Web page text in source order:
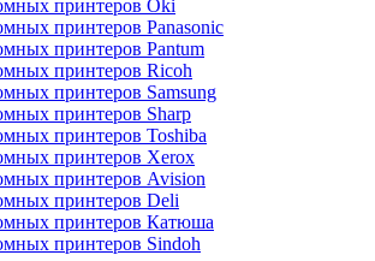
принтеров Oki
принтеров Panasonic
принтеров Pantum
принтеров Ricoh
принтеров Samsung
принтеров Sharp
принтеров Toshiba
принтеров Xerox
принтеров Avision
принтеров Deli
принтеров Катюша
принтеров Sindoh